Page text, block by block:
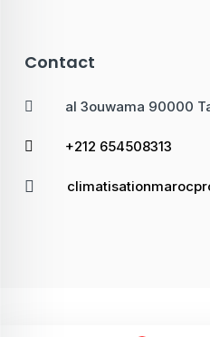
Contact
al 3ouwama 90000
+212 654508313